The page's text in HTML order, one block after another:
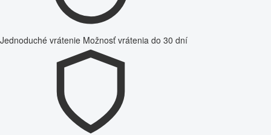
Jednoduché vrátenie Možnosť vrátenia do 30 dní